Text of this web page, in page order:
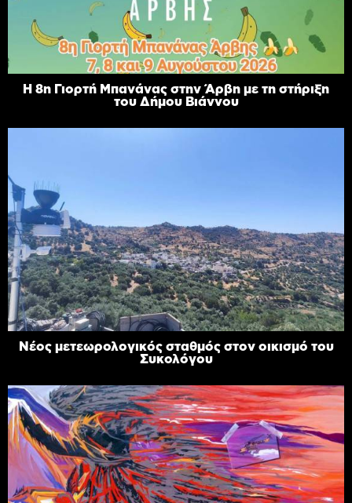
Η 8η Γιορτή Μπανάνας στην Άρβη με τη στήριξη
του Δήμου Βιάννου
Νέος μετεωρολογικός σταθμός στον οικισμό του
Συκολόγου